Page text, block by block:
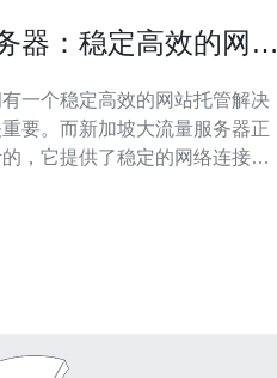
器：稳定高效的网站
一个稳定高效的网站托管解决
要。而新加坡大流量服务器正
，它提供了稳定的网络连接、
定可靠的网络连接，确保您的